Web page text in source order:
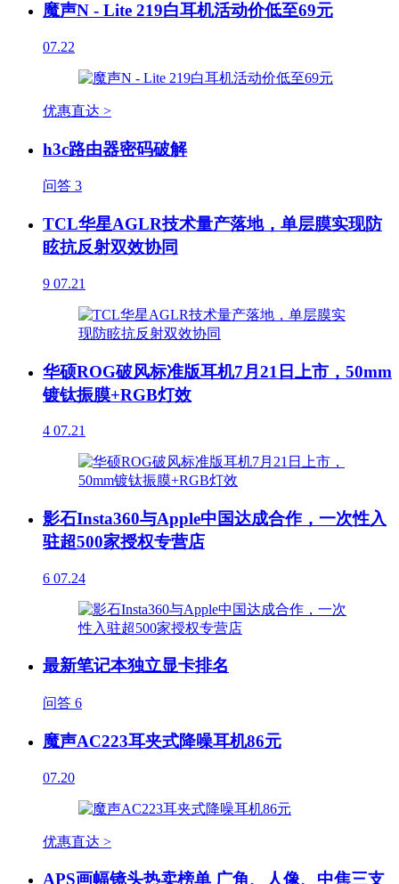
魔声N - Lite 219白耳机活动价低至69元
07.22
优惠直达 >
h3c路由器密码破解
问答 3
TCL华星AGLR技术量产落地，单层膜实现防
眩抗反射双效协同
9 07.21
华硕ROG破风标准版耳机7月21日上市，50mm
镀钛振膜+RGB灯效
4 07.21
影石Insta360与Apple中国达成合作，一次性入
驻超500家授权专营店
6 07.24
最新笔记本独立显卡排名
问答 6
魔声AC223耳夹式降噪耳机86元
07.20
优惠直达 >
APS画幅镜头热卖榜单 广角、人像、中焦三支